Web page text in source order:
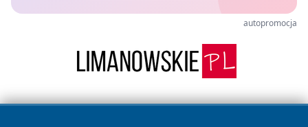
autopromocja